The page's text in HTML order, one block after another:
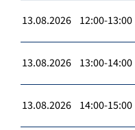
13.08.2026 12:00-13:00
13.08.2026 13:00-14:00
13.08.2026 14:00-15:00